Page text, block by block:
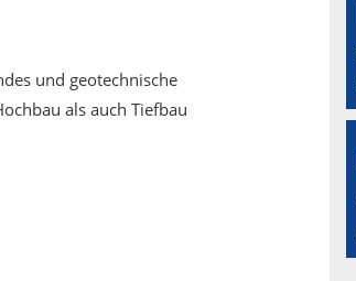
und geotechnische
als auch Tiefbau